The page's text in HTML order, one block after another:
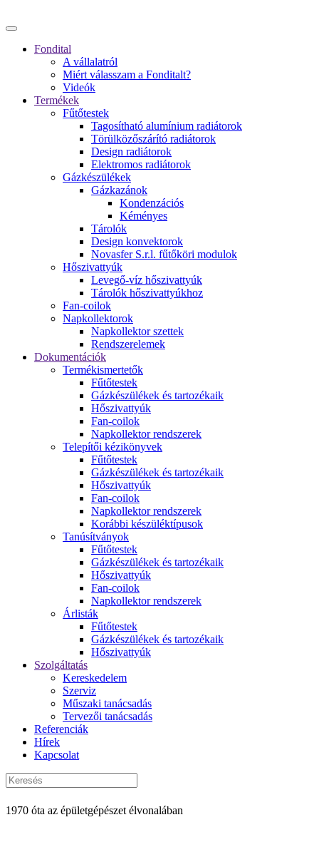
Fondital
A vállalatról
Miért válasszam a Fonditalt?
Videók
Termékek
Fűtőtestek
Tagosítható alumínium radiátorok
Törülközőszárító radiátorok
Design radiátorok
Elektromos radiátorok
Gázkészülékek
Gázkazánok
Kondenzációs
Kéményes
Tárolók
Design konvektorok
Novasfer S.r.l. fűtőköri modulok
Hőszivattyúk
Levegő-víz hőszivattyúk
Tárolók hőszivattyúkhoz
Fan-coilok
Napkollektorok
Napkollektor szettek
Rendszerelemek
Dokumentációk
Termékismertetők
Fűtőtestek
Gázkészülékek és tartozékaik
Hőszivattyúk
Fan-coilok
Napkollektor rendszerek
Telepítői kézikönyvek
Fűtőtestek
Gázkészülékek és tartozékaik
Hőszivattyúk
Fan-coilok
Napkollektor rendszerek
Korábbi készüléktípusok
Tanúsítványok
Fűtőtestek
Gázkészülékek és tartozékaik
Hőszivattyúk
Fan-coilok
Napkollektor rendszerek
Árlisták
Fűtőtestek
Gázkészülékek és tartozékaik
Hőszivattyúk
Szolgáltatás
Kereskedelem
Szerviz
Műszaki tanácsadás
Tervezői tanácsadás
Referenciák
Hírek
Kapcsolat
1970 óta az épületgépészet élvonalában